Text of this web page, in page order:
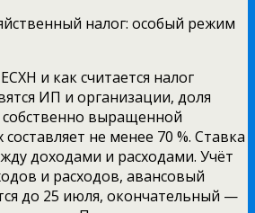
налог: особый режим
и как считается налог
ИП и организации, доля
выращенной
не менее 70 %. Ставка
доходами и расходами. Учёт
и расходов, авансовый
до 25 июля, окончательный —